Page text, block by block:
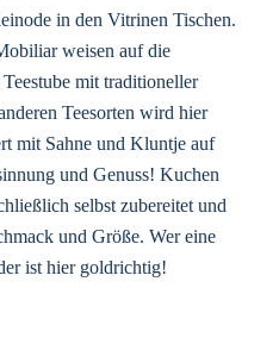
in den Vitrinen Tischen.
weisen auf die
mit traditioneller
Teesorten wird hier
mit Sahne und Kluntje auf
und Genuss! Kuchen
selbst zubereitet und
und Größe. Wer eine
ist hier goldrichtig!